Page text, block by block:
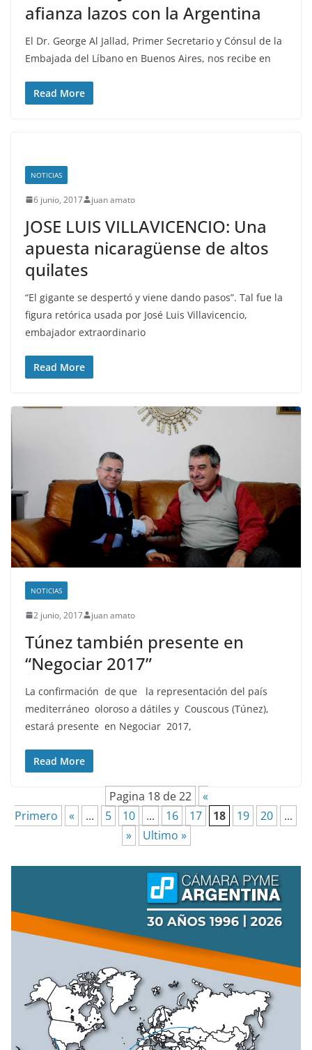
afianza lazos con la Argentina
El Dr. George Al Jallad, Primer Secretario y Cónsul de la
Embajada del Líbano en Buenos Aires, nos recibe en
Read More
NOTICIAS
6 junio, 2017 juan amato
JOSE LUIS VILLAVICENCIO: Una
apuesta nicaragüense de altos
quilates
“El gigante se despertó y viene dando pasos”. Tal fue la
figura retórica usada por José Luis Villavicencio,
embajador extraordinario
Read More
NOTICIAS
2 junio, 2017 juan amato
Túnez también presente en
“Negociar 2017”
La confirmación de que la representación del país
mediterráneo oloroso a dátiles y Couscous (Túnez),
estará presente en Negociar 2017,
Read More
Pagina 18 de 22
«
Primero
« ... 5 10 ... 16 17 18 19 20
...
»
Ultimo »